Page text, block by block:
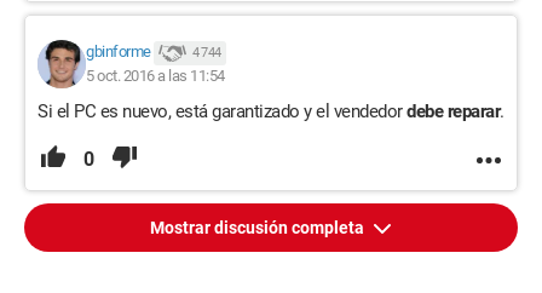
gbinforme 4 744
5 oct. 2016 a las 11:54
Si el PC es nuevo, está garantizado y el vendedordebe reparar.
0
Mostrar discusión completa